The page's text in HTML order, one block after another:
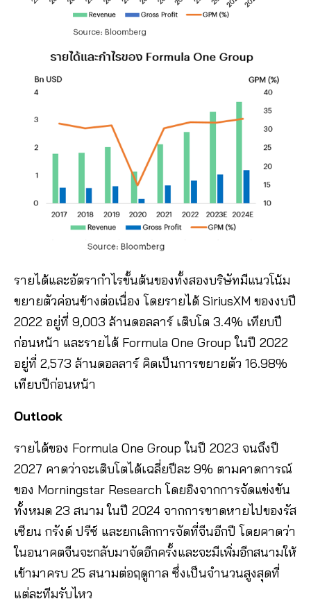
รายได้และอัตรากำไรขั้นต้นของทั้งสองบริษัทมีแนวโน้ม
ขยายตัวค่อนข้างต่อเนื่อง โดยรายได้ SiriusXM ของงบปี
2022 อยู่ที่ 9,003 ล้านดอลลาร์ เติบโต 3.4% เทียบปี
ก่อนหน้า และรายได้ Formula One Group ในปี 2022
อยู่ที่ 2,573 ล้านดอลลาร์ คิดเป็นการขยายตัว 16.98%
เทียบปีก่อนหน้า
Outlook
รายได้ของ Formula One Group ในปี 2023 จนถึงปี
2027 คาดว่าจะเติบโตได้เฉลี่ยปีละ 9% ตามคาดการณ์
ของ Morningstar Research โดยอิงจากการจัดแข่งขัน
ทั้งหมด 23 สนาม ในปี 2024 จากการขาดหายไปของรัส
เซียน กรังด์ ปรีซ์ และยกเลิกการจัดที่จีนอีกปี โดยคาดว่า
ในอนาคตจีนจะกลับมาจัดอีกครั้งและจะมีเพิ่มอีกสนามให้
เข้ามาครบ 25 สนามต่อฤดูกาล ซึ่งเป็นจำนวนสูงสุดที่
แต่ละทีมรับไหว